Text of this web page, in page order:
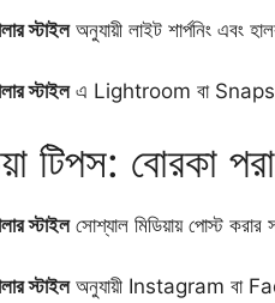
স্টাইলঅনুযায়ী লাইট শার্পনিং এবং
স্টাইলএ Lightroom বা
টিপস: বোরকা
স্টাইলসোশ্যাল মিডিয়ায় পোস্ট করার
স্টাইলঅনুযায়ী Instagram বা